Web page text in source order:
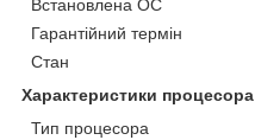
Встановлена ОС
Гарантійний термін
Стан
Характеристики процесора
Тип процесора